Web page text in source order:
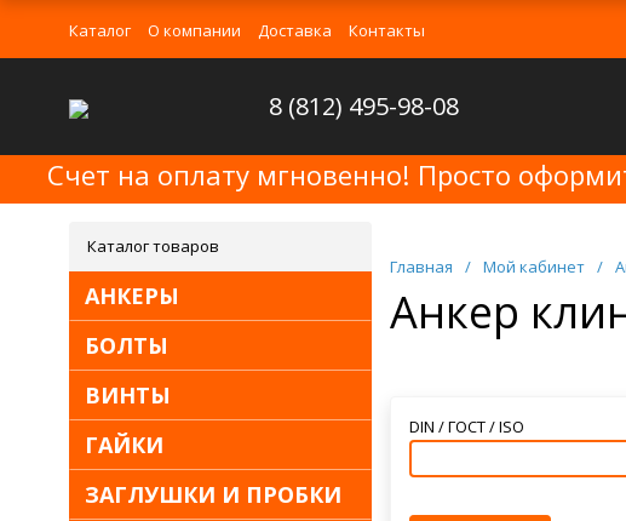
Каталог О компании Доставка Контакты
8 (812) 495-98-08
Счет на оплату мгновенно! Просто
Каталог товаров
АНКЕРЫ
БОЛТЫ
ВИНТЫ
ГАЙКИ
ЗАГЛУШКИ И ПРОБКИ
Главная / Мой кабинет /
Анкер
DIN / ГОСТ / ISO